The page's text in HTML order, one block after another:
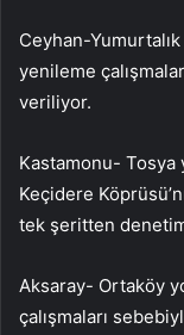
Ceyhan-
yenileme
veriliyor.
Kastamonu-
Keçidere
tek şeritten
Aksaray- Ortaköy
çalışmaları